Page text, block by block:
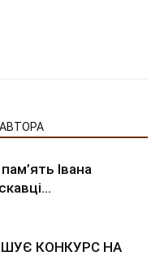
Івана
КОНКУРС НА